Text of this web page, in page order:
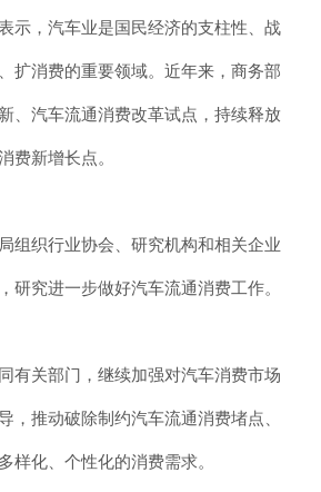
示，汽车业是国民经济的支柱性、战
扩消费的重要领域。近年来，商务部
、汽车流通消费改革试点，持续释放
费新增长点。
组织行业协会、研究机构和相关企业
研究进一步做好汽车流通消费工作。
有关部门，继续加强对汽车消费市场
，推动破除制约汽车流通消费堵点、
样化、个性化的消费需求。